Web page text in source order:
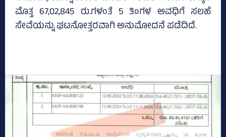
ಮೊತ್ತ 67,02,845 ರು.ಗಳಂತೆ 5 ತಿಂಗಳ ಅವಧಿಗೆ ಸಲಹೆ
ಸೇವೆಯನ್ನು ಘಟನೋತ್ತರವಾಗಿ ಅನುಮೋದನೆ ಪಡೆದಿದೆ.